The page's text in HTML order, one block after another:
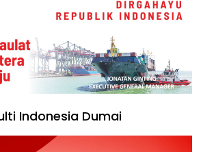
Indonesia Dumai